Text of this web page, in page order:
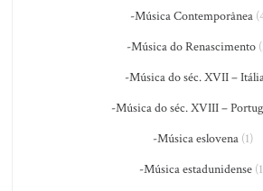
-Música Contemporânea
-Música do Renascimento
-Música do séc. XVII –
-Música do séc. XVIII –
-Música eslovena(1)
-Música estadunidense